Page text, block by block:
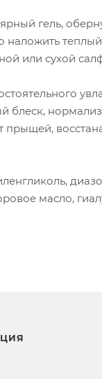
гель,
или сухой
прыщей,
масло,